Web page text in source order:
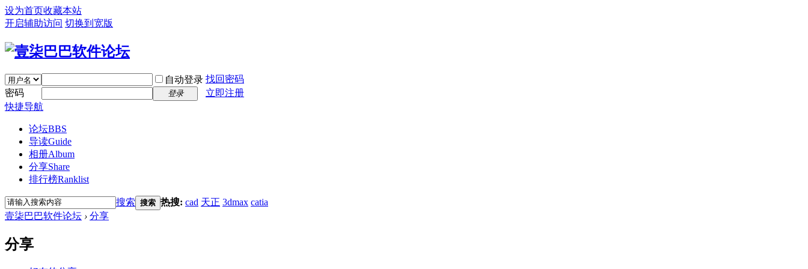
设为首页收藏本站
开启辅助访问 切换到宽版
自动登录 找回密码
密码
登录
立即注册
快捷导航
论坛BBS
导读Guide
相册Album
分享Share
排行榜Ranklist
搜索 搜索 热搜: cad 天正 3dmax catia
壹柒巴巴软件论坛 › 分享
分享